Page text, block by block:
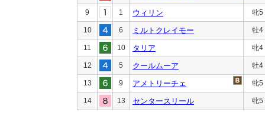
9 1 ウィリン 牝5
10 6 ミルトクレイモー 牡4
11 10 タリア 牝4
12 5 クールムーア 牡4
13 9 アメトリーチェ 牝5
14 13 センタースリール 牝5